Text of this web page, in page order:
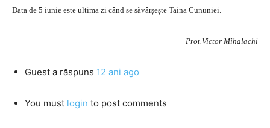
Data de 5 iunie este ultima zi când se săvârșește Taina Cununiei.
Prot.Victor Mihalachi
Guest a răspuns 12 ani ago
You must login to post comments